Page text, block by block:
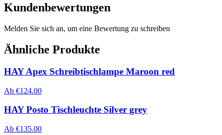
Kundenbewertungen
Melden Sie sich an, um eine Bewertung zu schreiben
Ähnliche Produkte
HAY Apex Schreibtischlampe Maroon red
Ab €124.00
HAY Posto Tischleuchte Silver grey
Ab €135.00